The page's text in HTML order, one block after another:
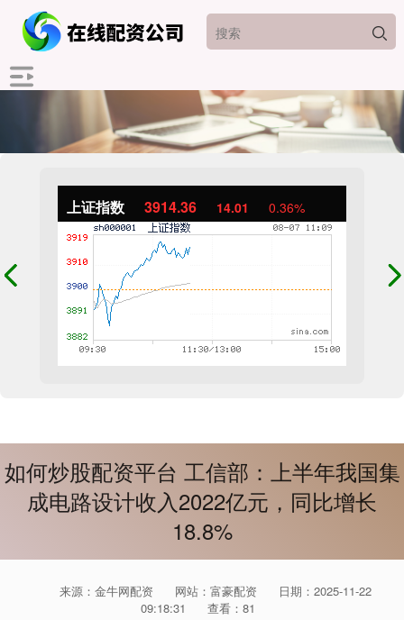
上证指数 3914.36 14.01 0.36%
如何炒股配资平台 工信部：上半年我国集
成电路设计收入2022亿元，同比增长
18.8%
来源：金牛网配资 网站：富豪配资
日期：2025-11-22
09:18:31
查看：81